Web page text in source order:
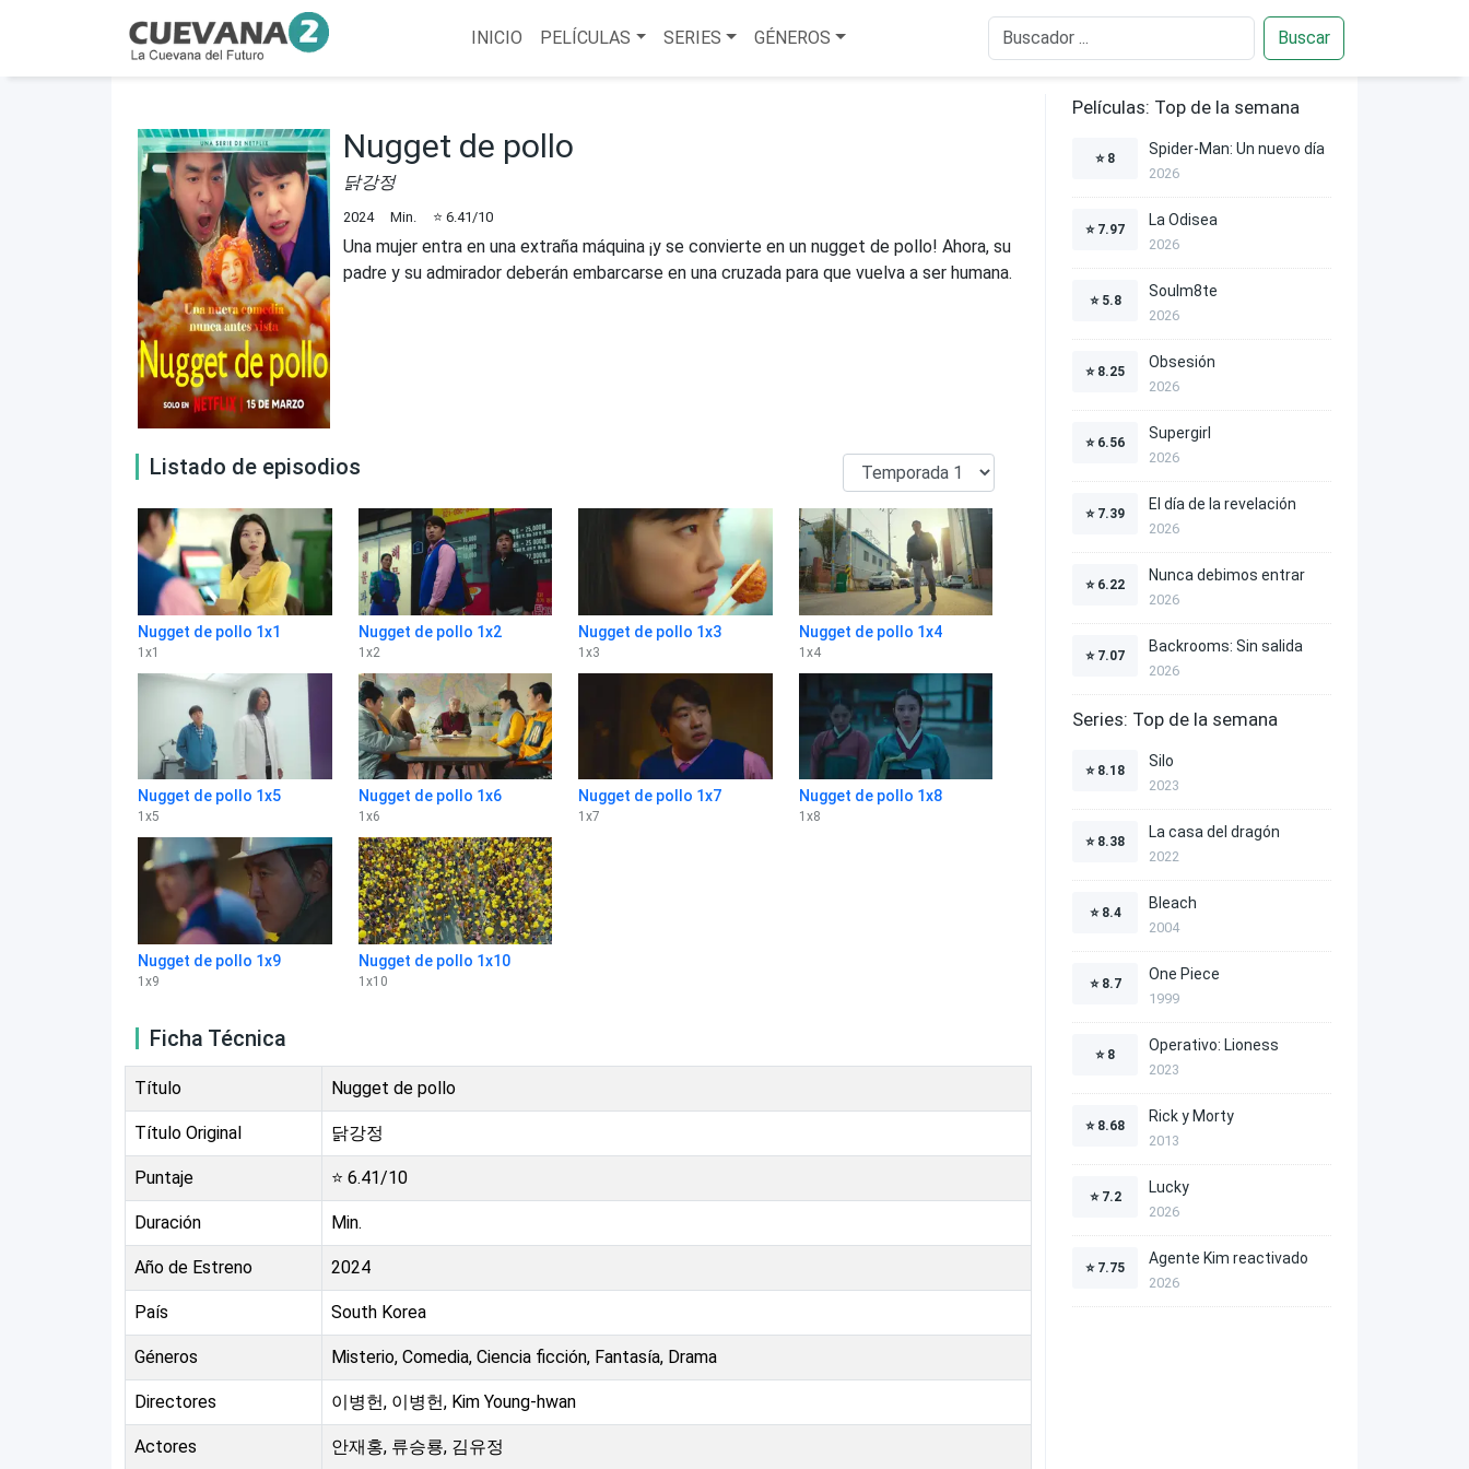
INICIO PELÍCULAS SERIES GÉNEROS Buscar
Nugget de pollo
닭강정
2024 Min. ⭐ 6.41/10
Una mujer entra en una extraña máquina ¡y se convierte en un nugget de pollo! Ahora, su
padre y su admirador deberán embarcarse en una cruzada para que vuelva a ser humana.
Listado de episodios
Nugget de pollo 1x1
1 x1
Nugget de pollo 1x2
1 x2
Nugget de pollo 1x3
1 x3
Nugget de pollo 1x4
1 x4
Nugget de pollo 1x5
1 x5
Nugget de pollo 1x6
1 x6
Nugget de pollo 1x7
1 x7
Nugget de pollo 1x8
1 x8
Nugget de pollo 1x9
1 x9
Nugget de pollo 1x10
1 x10
Ficha Técnica
Título Nugget de pollo
Título Original 닭강정
Puntaje ⭐ 6.41/10
Duración Min.
Año de Estreno 2024
País South Korea
Géneros Misterio, Comedia, Ciencia ficción, Fantasía, Drama
Directores 이병헌, 이병헌, Kim Young-hwan
Actores 안재홍, 류승룡, 김유정
Películas: Top de la semana
⭐ 8
Spider-Man: Un nuevo día
2026
⭐ 7.97
La Odisea
2026
⭐ 5.8
Soulm8te
2026
⭐ 8.25
Obsesión
2026
⭐ 6.56
Supergirl
2026
⭐ 7.39
El día de la revelación
2026
⭐ 6.22
Nunca debimos entrar
2026
⭐ 7.07
Backrooms: Sin salida
2026
Series: Top de la semana
⭐ 8.18
Silo
2023
⭐ 8.38
La casa del dragón
2022
⭐ 8.4
Bleach
2004
⭐ 8.7
One Piece
1999
⭐ 8
Operativo: Lioness
2023
⭐ 8.68
Rick y Morty
2013
⭐ 7.2
Lucky
2026
⭐ 7.75
Agente Kim reactivado
2026